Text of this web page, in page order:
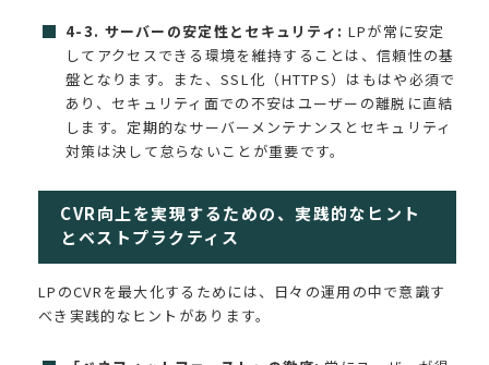
4-3. サーバーの安定性とセキュリティ: LPが常に安定
してアクセスできる環境を維持することは、信頼性の基
盤となります。また、SSL化（HTTPS）はもはや必須で
あり、セキュリティ面での不安はユーザーの離脱に直結
します。定期的なサーバーメンテナンスとセキュリティ
対策は決して怠らないことが重要です。
CVR向上を実現するための、実践的なヒント
とベストプラクティス
LPのCVRを最大化するためには、日々の運用の中で意識す
べき実践的なヒントがあります。